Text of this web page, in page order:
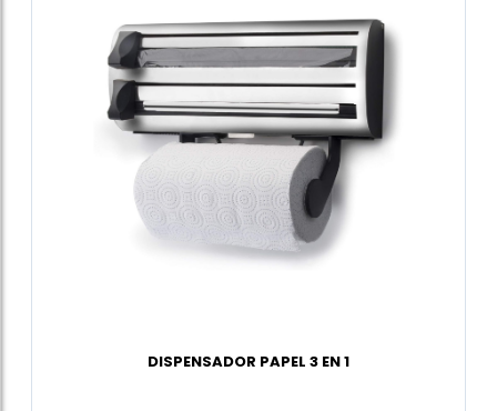
DISPENSADOR PAPEL 3 EN 1